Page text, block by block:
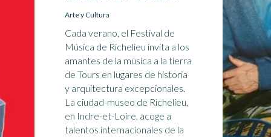
Arte y Cultura
Cada verano, el Festival de
Música de Richelieu invita a los
amantes de la música a la tierra
de Tours en lugares de historia
y arquitectura excepcionales.
La ciudad-museo de Richelieu,
en Indre-et-Loire, acoge a
talentos internacionales de la